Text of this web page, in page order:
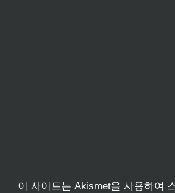
이 사이트는 Akismet을 사용하여